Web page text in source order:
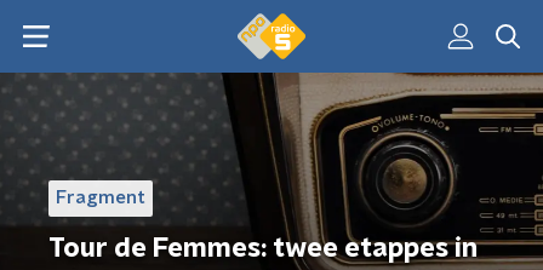
Fragment
Tour de Femmes: twee etappes in